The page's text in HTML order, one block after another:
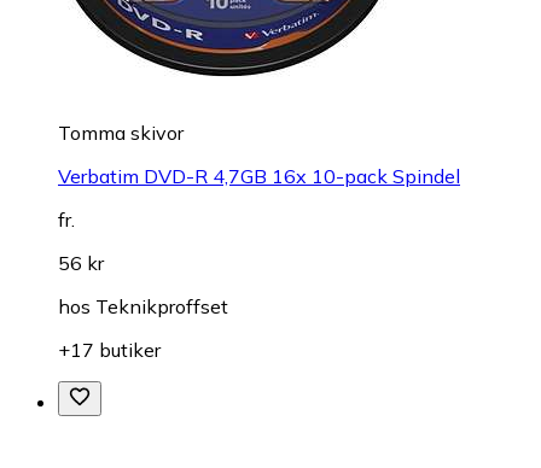
Tomma skivor
Verbatim DVD-R 4,7GB 16x 10-pack Spindel
fr.
56 kr
hos Teknikproffset
+17 butiker